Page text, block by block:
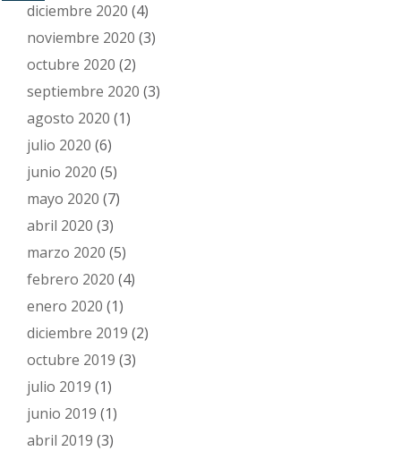
diciembre 2020 (4)
noviembre 2020 (3)
octubre 2020 (2)
septiembre 2020 (3)
agosto 2020 (1)
julio 2020 (6)
junio 2020 (5)
mayo 2020 (7)
abril 2020 (3)
marzo 2020 (5)
febrero 2020 (4)
enero 2020 (1)
diciembre 2019 (2)
octubre 2019 (3)
julio 2019 (1)
junio 2019 (1)
abril 2019 (3)